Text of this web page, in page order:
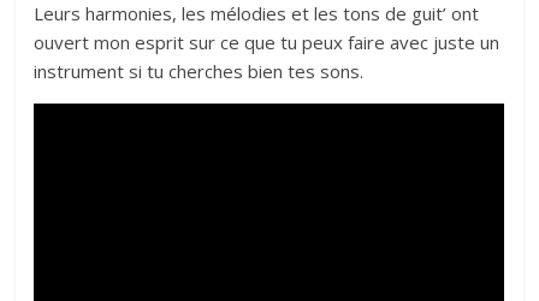
Leurs harmonies, les mélodies et les tons de guit’ ont
ouvert mon esprit sur ce que tu peux faire avec juste un
instrument si tu cherches bien tes sons.